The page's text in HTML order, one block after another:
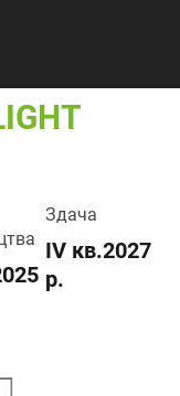
Здача
IV кв.2027
р.